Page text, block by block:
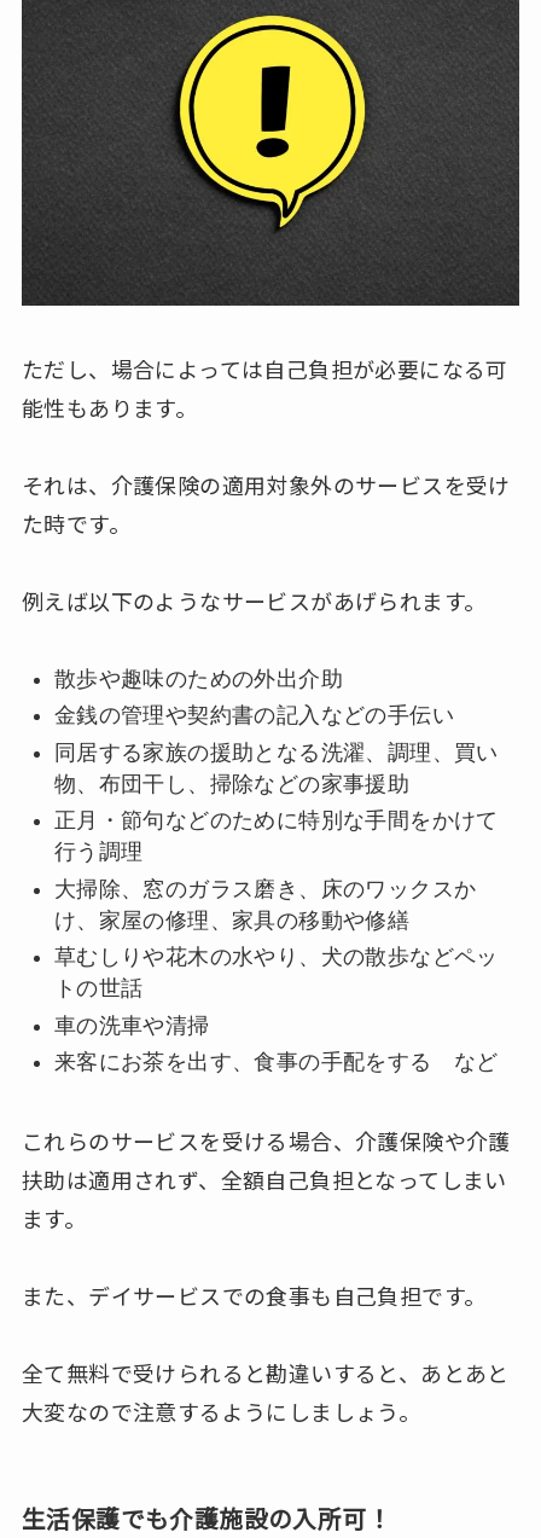
ただし、場合によっては自己負担が必要になる可
能性もあります。
それは、介護保険の適用対象外のサービスを受け
た時です。
例えば以下のようなサービスがあげられます。
散歩や趣味のための外出介助
金銭の管理や契約書の記入などの手伝い
同居する家族の援助となる洗濯、調理、買い
物、布団干し、掃除などの家事援助
正月・節句などのために特別な手間をかけて
行う調理
大掃除、窓のガラス磨き、床のワックスか
け、家屋の修理、家具の移動や修繕
草むしりや花木の水やり、犬の散歩などペッ
トの世話
車の洗車や清掃
来客にお茶を出す、食事の手配をする など
これらのサービスを受ける場合、介護保険や介護
扶助は適用されず、全額自己負担となってしまい
ます。
また、デイサービスでの食事も自己負担です。
全て無料で受けられると勘違いすると、あとあと
大変なので注意するようにしましょう。
生活保護でも介護施設の入所可！